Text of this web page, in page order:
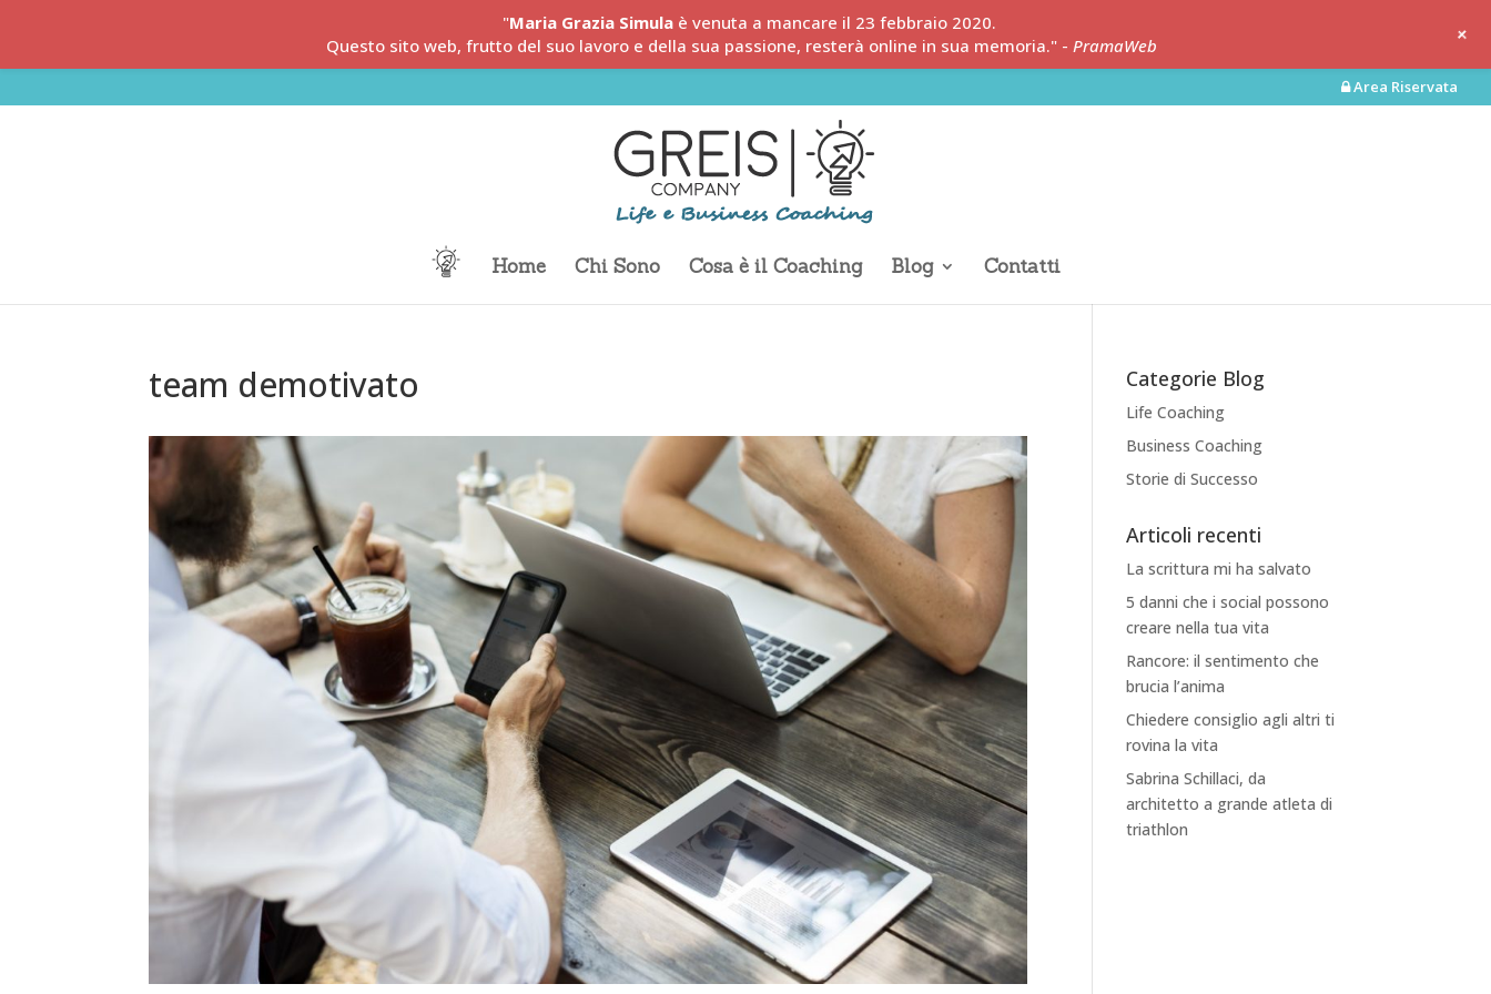
Area Riservata
Home Chi Sono Cosa è il Coaching Blog Contatti
team demotivato Categorie Blog
Life Coaching
Business Coaching
Storie di Successo
Articoli recenti
La scrittura mi ha salvato
5 danni che i social possono
creare nella tua vita
Rancore: il sentimento che
brucia l’anima
Chiedere consiglio agli altri ti
rovina la vita
Sabrina Schillaci, da
architetto a grande atleta di
triathlon
"Maria Grazia Simula è venuta a mancare il 23 febbraio 2020.
Questo sito web, frutto del suo lavoro e della sua passione, resterà online in sua memoria." - PramaWeb +